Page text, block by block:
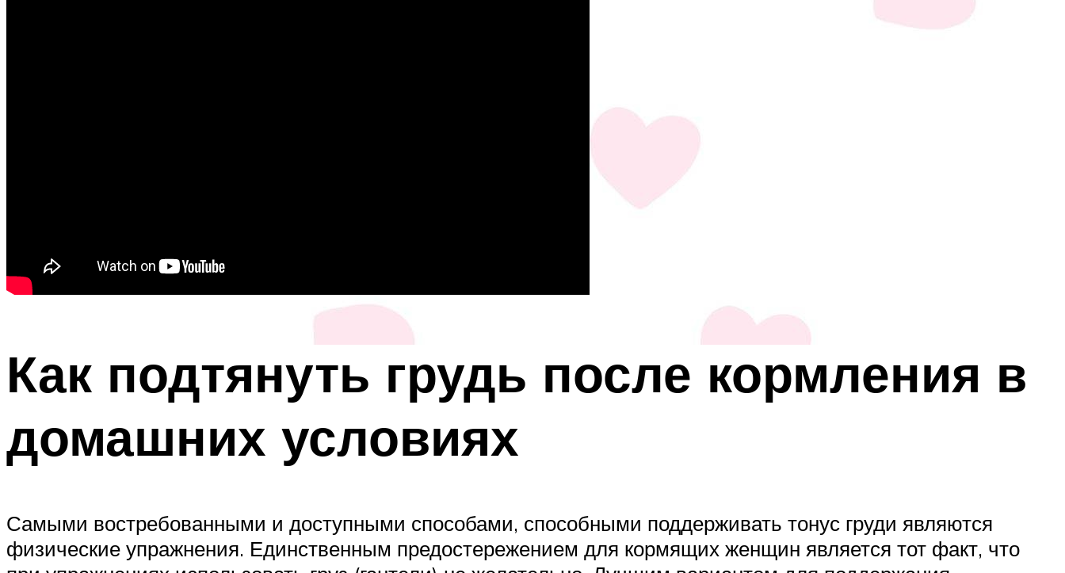
Как подтянуть грудь после кормления в
домашних условиях
Самыми востребованными и доступными способами, способными поддерживать тонус груди являются
физические упражнения. Единственным предостережением для кормящих женщин является тот факт, что